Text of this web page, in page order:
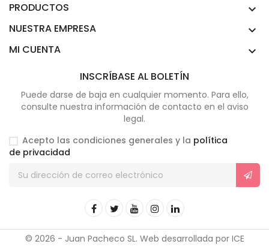
PRODUCTOS 
NUESTRA EMPRESA 
MI CUENTA 
INSCRÍBASE AL BOLETÍN
Puede darse de baja en cualquier momento. Para ello,
consulte nuestra información de contacto en el aviso
legal.
Acepto las condiciones generales y la política
de privacidad
© 2026 - Juan Pacheco SL. Web desarrollada por ICE